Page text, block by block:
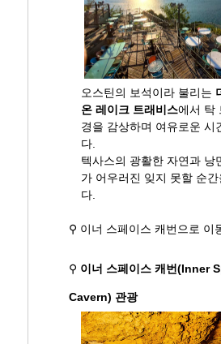
오스틴의 보석이라 불리는
온 레이크 트래비스에서 탁
경을 감상하며 여유로운 시
다.
텍사스의 광활한 자연과 낭
가 어우러진 잊지 못할 순간
다.
⚲ 이너 스페이스 캐번으로 이
⚲ 이너 스페이스 캐번(Inner
Cavern) 관광